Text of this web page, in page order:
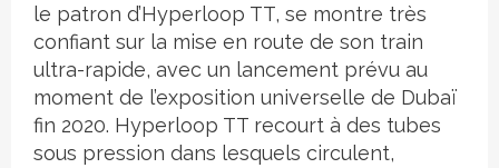
le patron d’Hyperloop TT, se montre très
confiant sur la mise en route de son train
ultra-rapide, avec un lancement prévu au
moment de l’exposition universelle de Dubaï
fin 2020. Hyperloop TT recourt à des tubes
sous pression dans lesquels circulent,